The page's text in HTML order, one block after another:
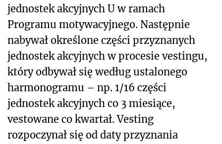
jednostek akcyjnych U w ramach
Programu motywacyjnego. Następnie
nabywał określone części przyznanych
jednostek akcyjnych w procesie vestingu,
który odbywał się według ustalonego
harmonogramu – np. 1/16 części
jednostek akcyjnych co 3 miesiące,
vestowane co kwartał. Vesting
rozpoczynał się od daty przyznania